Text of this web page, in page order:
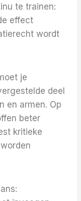
te trainen:
effect
wordt
je
deel
en armen. Op
beter
kritieke